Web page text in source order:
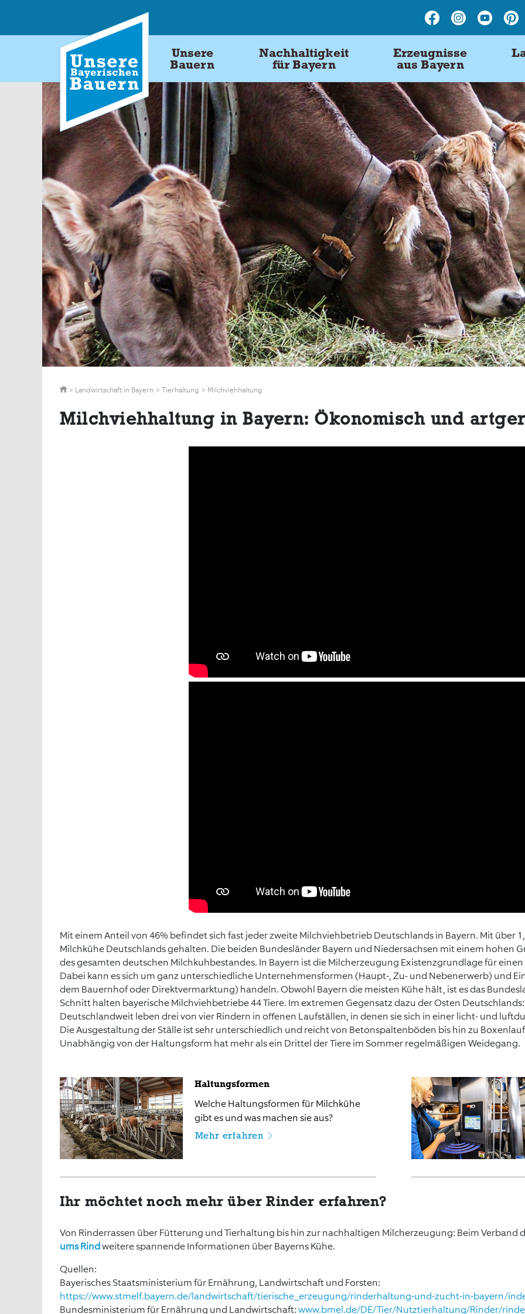
content
Unsere
Bauern
Nachhaltigkeit
für Bayern
Erzeugnisse
aus Bayern
> Landwirtschaft in Bayern > Tierhaltung > Milchviehhaltung
Milchviehhaltung in Bayern: Ökonomisch und
Mit einem Anteil von 46% befindet sich fast jeder zweite Milchviehbetrieb Deutschlands in Bayern. Mit über
Milchkühe Deutschlands gehalten. Die beiden Bundesländer Bayern und Niedersachsen mit einem hohen
des gesamten deutschen Milchkuhbestandes. In Bayern ist die Milcherzeugung Existenzgrundlage für
Dabei kann es sich um ganz unterschiedliche Unternehmensformen (Haupt-, Zu- und Nebenerwerb) und
dem Bauernhof oder Direktvermarktung) handeln. Obwohl Bayern die meisten Kühe hält, ist es das
Schnitt halten bayerische Milchviehbetriebe 44 Tiere. Im extremen Gegensatz dazu der Osten
Deutschlandweit leben drei von vier Rindern in offenen Laufställen, in denen sie sich in einer licht- und
Die Ausgestaltung der Ställe ist sehr unterschiedlich und reicht von Betonspaltenböden bis hin zu
Unabhängig von der Haltungsform hat mehr als ein Drittel der Tiere im Sommer regelmäßigen Weidegang.
Haltungsformen
Welche Haltungsformen für Milchkühe
gibt es und was machen sie aus?
Mehr erfahren
Ihr möchtet noch mehr über Rinder erfahren?
Von Rinderrassen über Fütterung und Tierhaltung bis hin zur nachhaltigen Milcherzeugung: Beim
ums Rindweitere spannende Informationen über Bayerns Kühe.
Quellen:
Bayerisches Staatsministerium für Ernährung, Landwirtschaft und Forsten:
https://www.stmelf.bayern.de/landwirtschaft/tierische_erzeugung/rinderhaltung-und-zucht-in-bayern/
Bundesministerium für Ernährung und Landwirtschaft:www.bmel.de/DE/Tier/Nutztierhaltung/Rinder/